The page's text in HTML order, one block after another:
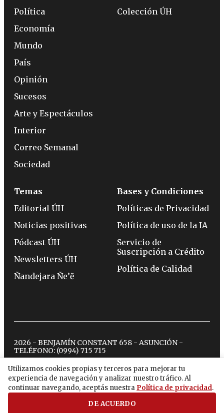
Utilizamos cookies propias y terceros para mejorar tu
experiencia de navegación y analizar nuestro tráfico. Al
continuar navegando, aceptás nuestra Política de privacidad.
DE ACUERDO
Política
Economía
Mundo
País
Opinión
Sucesos
Arte y Espectáculos
Interior
Correo Semanal
Sociedad
Colección ÚH
Temas
Editorial ÚH
Noticias positivas
Pódcast ÚH
Newsletters ÚH
Ñandejara Ñe’ẽ
Bases y Condiciones
Políticas de Privacidad
Política de uso de la IA
Servicio de
Suscripción a Crédito
Política de Calidad
2026 - BENJAMÍN CONSTANT 658 - ASUNCIÓN -
TELÉFONO: (0994) 715 715
twitterinstagram
facebook
tiktokyoutubespotify